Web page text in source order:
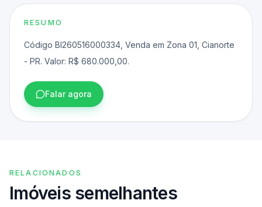
RESUMO
Código BI260516000334, Venda em Zona 01, Cianorte
- PR. Valor: R$ 680.000,00.
Falar agora
RELACIONADOS
Imóveis semelhantes